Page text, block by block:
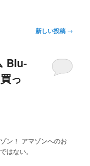
新しい投稿 →
Blu-
っ
ン！ アマゾンへのお
はない。